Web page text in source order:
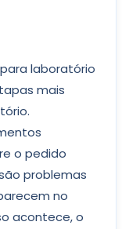
laboratório
mais
o pedido
problemas
no
acontece, o